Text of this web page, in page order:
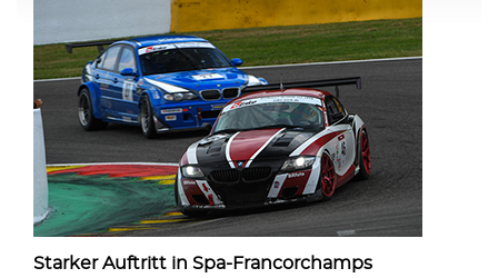
Starker Auftritt in Spa-Francorchamps